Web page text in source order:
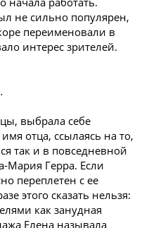
не сильно популярен,
переименовали в
интерес зрителей.
выбрала себе
отца, ссылаясь на то,
так и в повседневной
Мария Герра. Если
переплетен с ее
этого сказать нельзя:
как занудная
Елена называла